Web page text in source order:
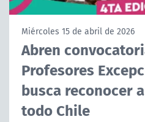
ACTUALIDAD Y TENDENCIAS
CORPORATIVO Y
Miércoles 15 de abril de 2026
Abren
Profesores
busca reconocer
todo Chile